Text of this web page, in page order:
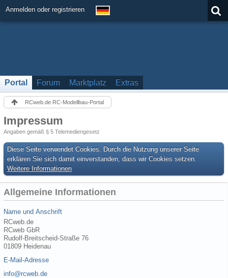
Anmelden oder registrieren
Portal Forum Marktplatz Extras
RCweb.de RC-Modellbau-Portal
Impressum
Angaben gemäß § 5 Telemediengesetz
Diese Seite verwendet Cookies. Durch die Nutzung unserer Seite
erklären Sie sich damit einverstanden, dass wir Cookies setzen.
Weitere Informationen
Allgemeine Informationen
Name und Anschrift
RCweb.de
RCweb GbR
Rudolf-Breitscheid-Straße 76
01809 Heidenau
E-Mail-Adresse
info@rcweb.de